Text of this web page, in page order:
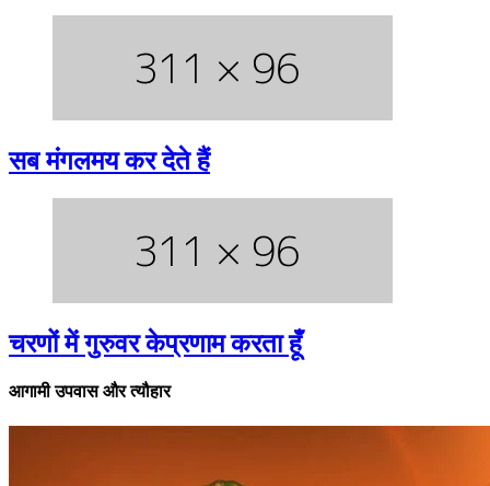
सब मंगलमय कर देते हैं
चरणों में गुरुवर केप्रणाम करता हूँ
आगामी उपवास और त्यौहार